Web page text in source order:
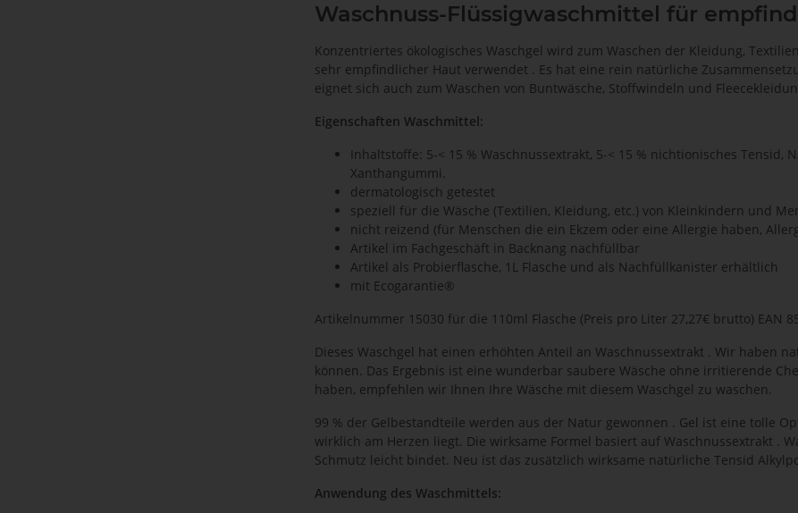
Waschnuss-Flüssigwaschmittel für
Konzentriertes ökologisches Waschgel wird zum Waschen der Kleidung,
sehr empfindlicher Haut verwendet . Es hat eine rein natürliche
eignet sich auch zum Waschen von Buntwäsche, Stoffwindeln und
Eigenschaften Waschmittel:
Inhaltstoffe: 5-< 15 % Waschnussextrakt, 5-< 15 % nichtionisches
Xanthangummi.
dermatologisch getestet
speziell für die Wäsche (Textilien, Kleidung, etc.) von Kleinkindern und
nicht reizend (für Menschen die ein Ekzem oder eine Allergie haben,
Artikel im Fachgeschäft in Backnang nachfüllbar
Artikel als Probierflasche, 1L Flasche und als Nachfüllkanister erhältlich
mit Ecogarantie®
Artikelnummer 15030 für die 110ml Flasche (Preis pro Liter 27,27€ brutto) EAN
Dieses Waschgel hat einen erhöhten Anteil an Waschnussextrakt . Wir haben
können. Das Ergebnis ist eine wunderbar saubere Wäsche ohne irritierende
haben, empfehlen wir Ihnen Ihre Wäsche mit diesem Waschgel zu waschen.
99 % der Gelbestandteile werden aus der Natur gewonnen . Gel ist eine tolle
wirklich am Herzen liegt. Die wirksame Formel basiert auf Waschnussextrakt .
Schmutz leicht bindet. Neu ist das zusätzlich wirksame natürliche Tensid
Anwendung des Waschmittels: